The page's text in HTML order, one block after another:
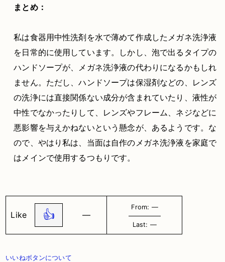
まとめ：
私は食器用中性洗剤を水で薄めて作成したメガネ洗浄液
を日常的に使用しています。しかし、泡で出るタイプの
ハンドソープが、メガネ洗浄液の代わりになるかもしれ
ません。ただし、ハンドソープは保湿剤などの、レンズ
の洗浄には直接関係ない成分が含まれていたり、液性が
中性でなかったりして、レンズやフレーム、ネジなどに
悪影響を与えかねないという懸念が、あるようです。な
ので、やはり私は、当面は自作のメガネ洗浄液を家庭で
はメインで使用するつもりです。
Like 👍 ―
From: ―
Last: ―
いいねボタンについて